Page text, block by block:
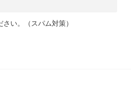
い。（スパム対策）